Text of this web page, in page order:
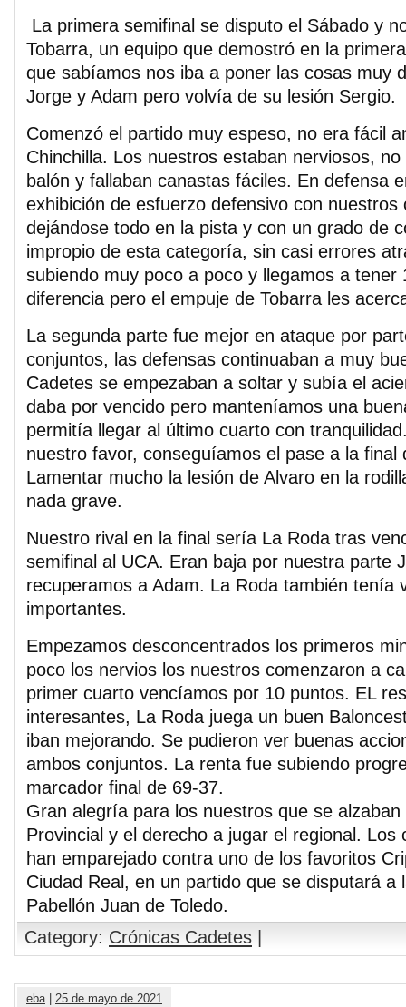
La primera semifinal se disputo el Sábado y
Tobarra, un equipo que demostró en la
que sabíamos nos iba a poner las cosas muy
Jorge y Adam pero volvía de su lesión Sergio.
Comenzó el partido muy espeso, no era fácil
Chinchilla. Los nuestros estaban nerviosos,
balón y fallaban canastas fáciles. En defensa
exhibición de esfuerzo defensivo con nuestros
dejándose todo en la pista y con un grado de
impropio de esta categoría, sin casi errores
subiendo muy poco a poco y llegamos a tener
diferencia pero el empuje de Tobarra les
La segunda parte fue mejor en ataque por
conjuntos, las defensas continuaban a muy
Cadetes se empezaban a soltar y subía el
daba por vencido pero manteníamos una
permitía llegar al último cuarto con
nuestro favor, conseguíamos el pase a la final
Lamentar mucho la lesión de Alvaro en la
nada grave.
Nuestro rival en la final sería La Roda tras
semifinal al UCA. Eran baja por nuestra parte
recuperamos a Adam. La Roda también tenía
importantes.
Empezamos desconcentrados los primeros
poco los nervios los nuestros comenzaron a
primer cuarto vencíamos por 10 puntos. EL
interesantes, La Roda juega un buen
iban mejorando. Se pudieron ver buenas
ambos conjuntos. La renta fue subiendo
marcador final de 69-37.
Gran alegría para los nuestros que se
Provincial y el derecho a jugar el regional. Los
han emparejado contra uno de los favoritos
Ciudad Real, en un partido que se disputará a
Pabellón Juan de Toledo.
Category: Crónicas Cadetes
eba 25 de mayo de 2021